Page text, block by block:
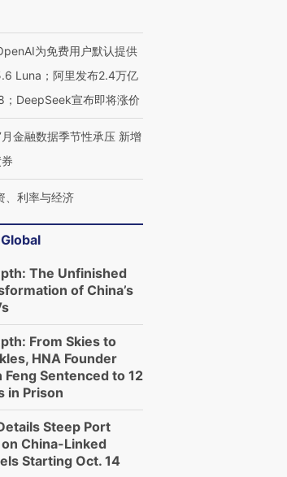
为免费用户默认提供
Luna；阿里发布2.4万亿
DeepSeek宣布即将涨价
金融数据季节性承压 新增
、利率与经济
The Unfinished
of China’s
From Skies to
HNA Founder
Feng Sentenced to 12
in Prison
Steep Port
on China-Linked
Starting Oct. 14